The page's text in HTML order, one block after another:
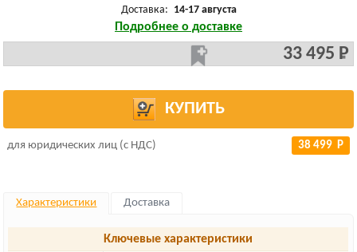
Доставка: 14-17 августа
Подробнее о доставке
33 495 Р
КУПИТЬ
для юридических лиц (с НДС) 38 499 Р
Характеристики Доставка
Ключевые характеристики